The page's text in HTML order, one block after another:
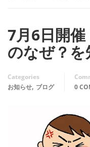
7月6日開
のなぜ？を
Categories
お知らせ, ブログ
0